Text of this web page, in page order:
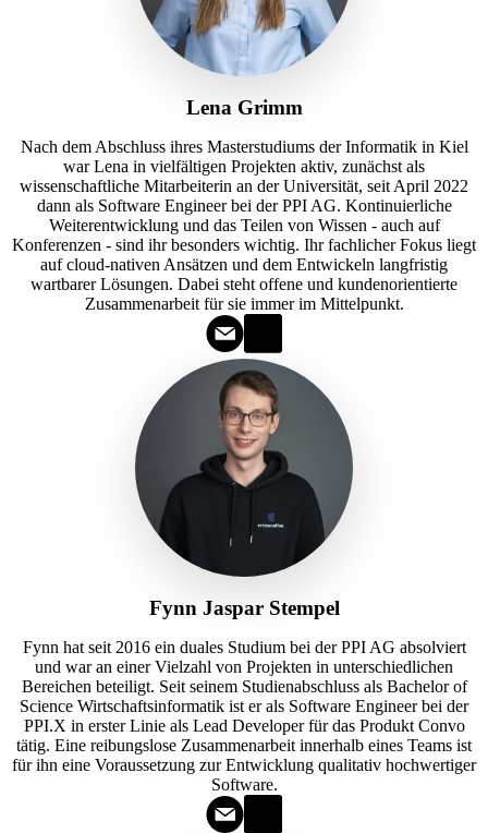
Lena Grimm
Nach dem Abschluss ihres Masterstudiums der Informatik in Kiel
war Lena in vielfältigen Projekten aktiv, zunächst als
wissenschaftliche Mitarbeiterin an der Universität, seit April 2022
dann als Software Engineer bei der PPI AG. Kontinuierliche
Weiterentwicklung und das Teilen von Wissen - auch auf
Konferenzen - sind ihr besonders wichtig. Ihr fachlicher Fokus liegt
auf cloud-nativen Ansätzen und dem Entwickeln langfristig
wartbarer Lösungen. Dabei steht offene und kundenorientierte
Zusammenarbeit für sie immer im Mittelpunkt.
Fynn Jaspar Stempel
Fynn hat seit 2016 ein duales Studium bei der PPI AG absolviert
und war an einer Vielzahl von Projekten in unterschiedlichen
Bereichen beteiligt. Seit seinem Studienabschluss als Bachelor of
Science Wirtschaftsinformatik ist er als Software Engineer bei der
PPI.X in erster Linie als Lead Developer für das Produkt Convo
tätig. Eine reibungslose Zusammenarbeit innerhalb eines Teams ist
für ihn eine Voraussetzung zur Entwicklung qualitativ hochwertiger
Software.